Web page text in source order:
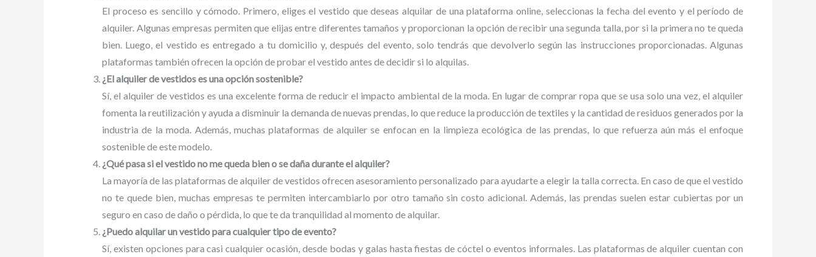
El proceso es sencillo y cómodo. Primero, eliges el vestido que deseas alquilar de una plataforma online, seleccionas la fecha del evento y el período de
alquiler. Algunas empresas permiten que elijas entre diferentes tamaños y proporcionan la opción de recibir una segunda talla, por si la primera no te queda
bien. Luego, el vestido es entregado a tu domicilio y, después del evento, solo tendrás que devolverlo según las instrucciones proporcionadas. Algunas
plataformas también ofrecen la opción de probar el vestido antes de decidir si lo alquilas.
¿El alquiler de vestidos es una opción sostenible?
Sí, el alquiler de vestidos es una excelente forma de reducir el impacto ambiental de la moda. En lugar de comprar ropa que se usa solo una vez, el alquiler
fomenta la reutilización y ayuda a disminuir la demanda de nuevas prendas, lo que reduce la producción de textiles y la cantidad de residuos generados por la
industria de la moda. Además, muchas plataformas de alquiler se enfocan en la limpieza ecológica de las prendas, lo que refuerza aún más el enfoque
sostenible de este modelo.
¿Qué pasa si el vestido no me queda bien o se daña durante el alquiler?
La mayoría de las plataformas de alquiler de vestidos ofrecen asesoramiento personalizado para ayudarte a elegir la talla correcta. En caso de que el vestido
no te quede bien, muchas empresas te permiten intercambiarlo por otro tamaño sin costo adicional. Además, las prendas suelen estar cubiertas por un
seguro en caso de daño o pérdida, lo que te da tranquilidad al momento de alquilar.
¿Puedo alquilar un vestido para cualquier tipo de evento?
Sí, existen opciones para casi cualquier ocasión, desde bodas y galas hasta fiestas de cóctel o eventos informales. Las plataformas de alquiler cuentan con